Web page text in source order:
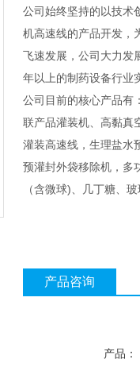
公司始终坚持的以技术
机高速线的产品开发，
飞速发展，公司大力发
年以上的制药设备行业
公司目前的核心产品有
联产品灌装机、高黏真
灌装高速线，生理盐水
预灌封外袋移除机，多
（含微球)、几丁糖、
产品咨询
产品：